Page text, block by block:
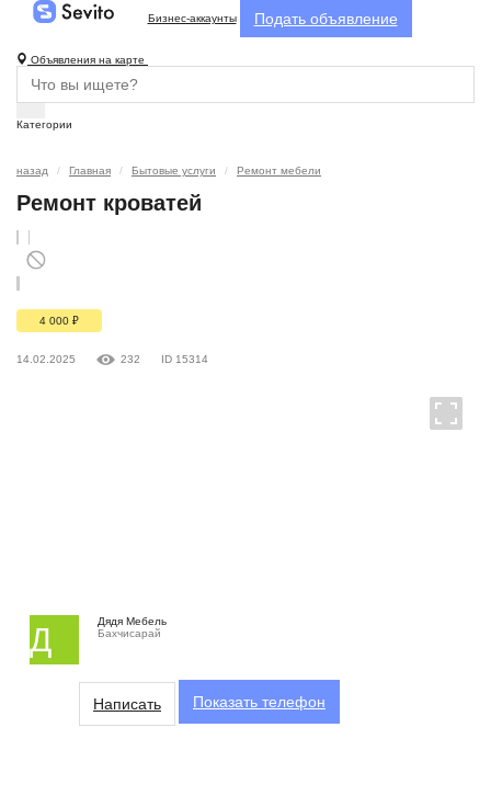
Бизнес-аккаунты Подать объявление
Объявления на карте
Категории
назад Главная Бытовые услуги Ремонт мебели
Ремонт кроватей
4 000 ₽
14.02.2025 232 ID 15314
Д
Дядя Мебель
Бахчисарай
Написать Показать телефон